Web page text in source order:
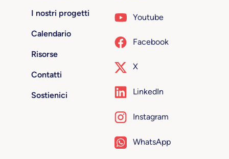
I nostri progetti
Calendario
Risorse
Contatti
Sostienici
Youtube
Facebook
X
LinkedIn
Instagram
WhatsApp